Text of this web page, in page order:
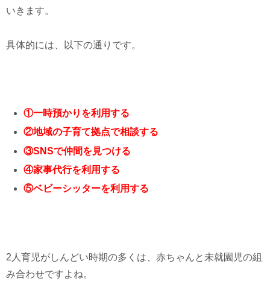
いきます。
具体的には、以下の通りです。
①一時預かりを利用する
②地域の子育て拠点で相談する
③SNSで仲間を見つける
④家事代行を利用する
⑤ベビーシッターを利用する
2人育児がしんどい時期の多くは、赤ちゃんと未就園児の組
み合わせですよね。